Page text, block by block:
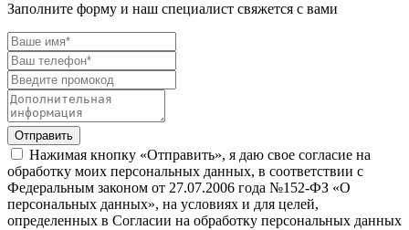
Заполните форму и наш специалист свяжется с вами
Нажимая кнопку «Отправить», я даю свое согласие на
обработку моих персональных данных, в соответствии с
Федеральным законом от 27.07.2006 года №152-ФЗ «О
персональных данных», на условиях и для целей,
определенных в Согласии на обработку персональных данных